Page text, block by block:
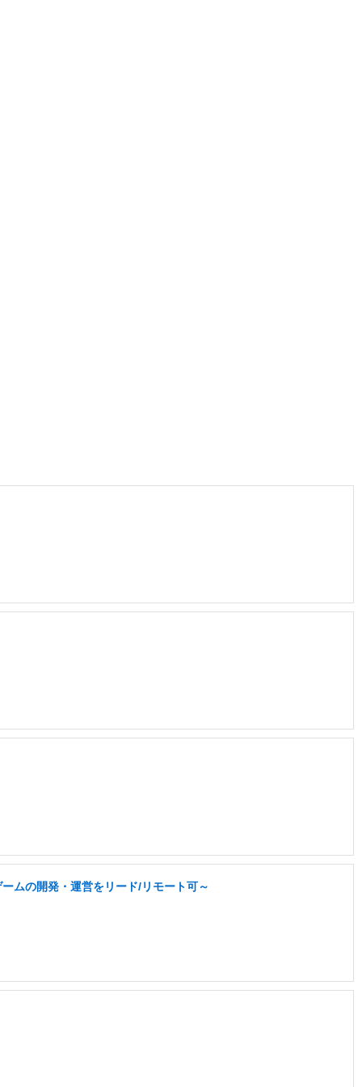
ムの開発・運営をリード/リモート可～